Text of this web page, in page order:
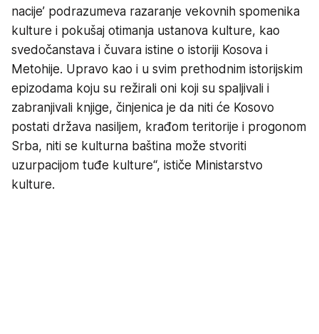
nacije’ podrazumeva razaranje vekovnih spomenika
kulture i pokušaj otimanja ustanova kulture, kao
svedočanstava i čuvara istine o istoriji Kosova i
Metohije. Upravo kao i u svim prethodnim istorijskim
epizodama koju su režirali oni koji su spaljivali i
zabranjivali knjige, činjenica je da niti će Kosovo
postati država nasiljem, krađom teritorije i progonom
Srba, niti se kulturna baština može stvoriti
uzurpacijom tuđe kulture“, ističe Ministarstvo
kulture.